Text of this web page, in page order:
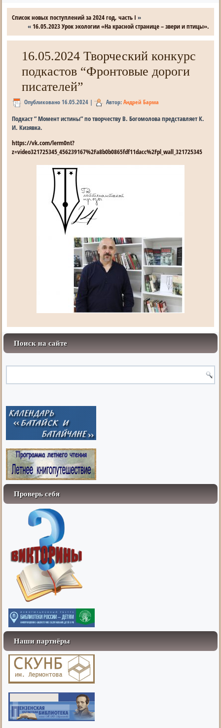
Список новых поступлений за 2024 год, часть I »
«16.05.2023 Урок экологии «На красной странице – звери и птицы».
16.05.2024 Творческий конкурс
подкастов “Фронтовые дороги
писателей”
Опубликовано 16.05.2024 | Автор: Андрей Барма
Подкаст ” Момент истины” по творчеству В. Богомолова представляет К.
И. Кизявка.
https://vk.com/lerm0nt?
z=video321725345_456239167%2Fa8b0b0865fdf11dacc%2Fpl_wall_321725345
Поиск на сайте
Проверь себя
Наши партнёры